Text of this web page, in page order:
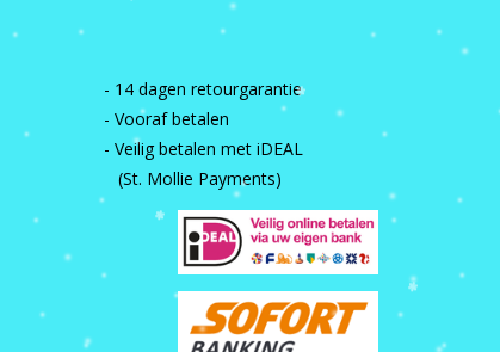
- 14 dagen retourgarantie
- Vooraf betalen
- Veilig betalen met iDEAL
(St. Mollie Payments)